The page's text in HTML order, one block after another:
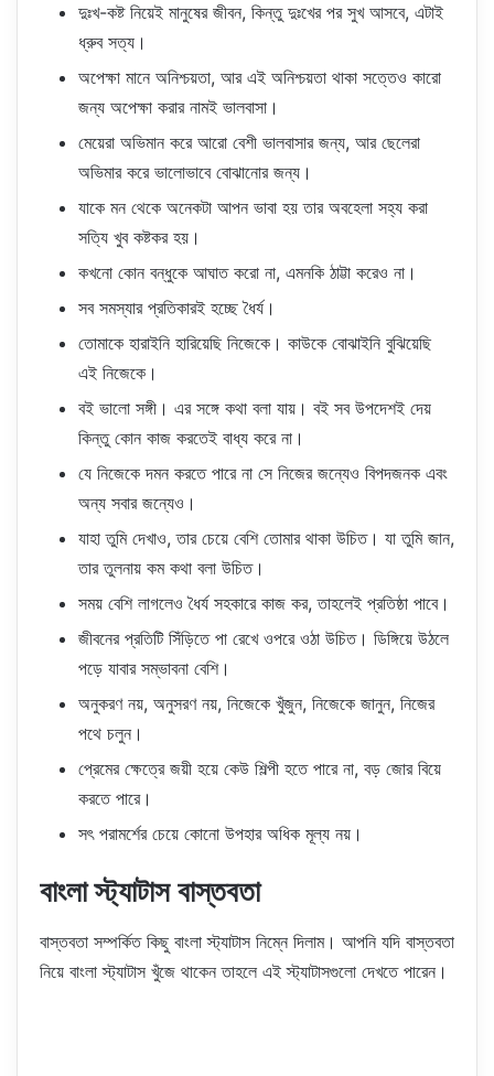
দুঃখ-কষ্ট নিয়েই মানুষের জীবন, কিন্তু দুঃখের পর সুখ আসবে, এটাই
ধ্রুব সত্য।
অপেক্ষা মানে অনিশ্চয়তা, আর এই অনিশ্চয়তা থাকা সত্তেও কারো
জন্য অপেক্ষা করার নামই ভালবাসা।
মেয়েরা অভিমান করে আরো বেশী ভালবাসার জন্য, আর ছেলেরা
অভিমার করে ভালোভাবে বোঝানোর জন্য।
যাকে মন থেকে অনেকটা আপন ভাবা হয় তার অবহেলা সহ্য করা
সত্যি খুব কষ্টকর হয়।
কখনো কোন বন্ধুকে আঘাত করো না, এমনকি ঠাট্টা করেও না।
সব সমস্যার প্রতিকারই হচ্ছে ধৈর্য।
তোমাকে হারাইনি হারিয়েছি নিজেকে। কাউকে বোঝাইনি বুঝিয়েছি
এই নিজেকে।
বই ভালো সঙ্গী। এর সঙ্গে কথা বলা যায়। বই সব উপদেশই দেয়
কিন্তু কোন কাজ করতেই বাধ্য করে না।
যে নিজেকে দমন করতে পারে না সে নিজের জন্যেও বিপদজনক এবং
অন্য সবার জন্যেও।
যাহা তুমি দেখাও, তার চেয়ে বেশি তোমার থাকা উচিত। যা তুমি জান,
তার তুলনায় কম কথা বলা উচিত।
সময় বেশি লাগলেও ধৈর্য সহকারে কাজ কর, তাহলেই প্রতিষ্ঠা পাবে।
জীবনের প্রতিটি সিঁড়িতে পা রেখে ওপরে ওঠা উচিত। ডিঙ্গিয়ে উঠলে
পড়ে যাবার সম্ভাবনা বেশি।
অনুকরণ নয়, অনুসরণ নয়, নিজেকে খুঁজুন, নিজেকে জানুন, নিজের
পথে চলুন।
প্রেমের ক্ষেত্রে জয়ী হয়ে কেউ শিল্পী হতে পারে না, বড় জোর বিয়ে
করতে পারে।
সৎ পরামর্শের চেয়ে কোনো উপহার অধিক মূল্য নয়।
বাংলা স্ট্যাটাস বাস্তবতা
বাস্তবতা সম্পর্কিত কিছু বাংলা স্ট্যাটাস নিম্নে দিলাম। আপনি যদি বাস্তবতা
নিয়ে বাংলা স্ট্যাটাস খুঁজে থাকেন তাহলে এই স্ট্যাটাসগুলো দেখতে পারেন।